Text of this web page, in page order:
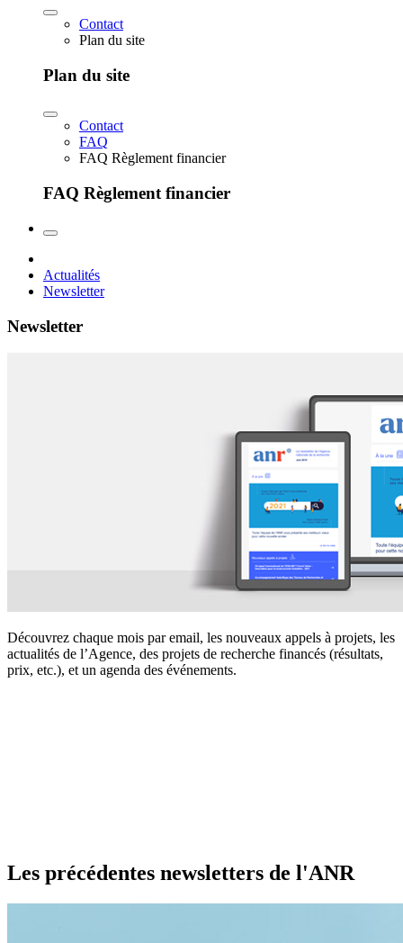
Contact
Plan du site
Plan du site
Contact
FAQ
FAQ Règlement financier
FAQ Règlement financier
Actualités
Newsletter
Newsletter
Découvrez chaque mois par email, les nouveaux appels à projets, les
actualités de l’Agence, des projets de recherche financés (résultats,
prix, etc.), et un agenda des événements.
Les précédentes newsletters de l'ANR